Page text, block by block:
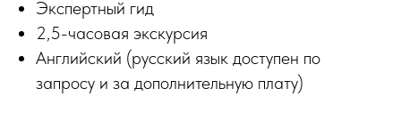
Экспертный гид
2,5-часовая экскурсия
Английский (русский язык доступен по
запросу и за дополнительную плату)